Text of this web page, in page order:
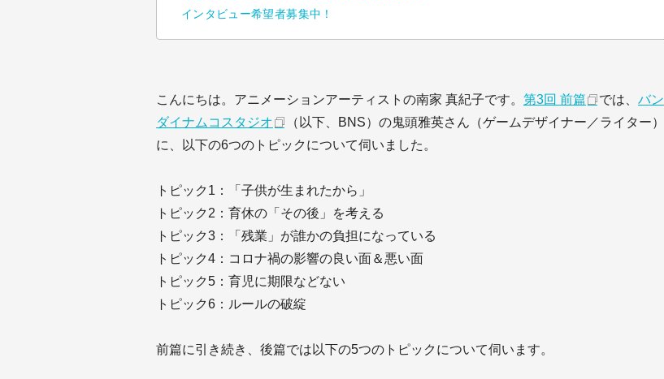
インタビュー希望者募集中！
こんにちは。アニメーションアーティストの南家 真紀子です。 第3回 前篇 では、 バン
ダイナムコスタジオ
（以下、BNS）の鬼頭雅英さん（ゲームデザイナー／ライター）
に、以下の6つのトピックについて伺いました。
トピック1：「子供が生まれたから」
トピック2：育休の「その後」を考える
トピック3：「残業」が誰かの負担になっている
トピック4：コロナ禍の影響の良い面＆悪い面
トピック5：育児に期限などない
トピック6：ルールの破綻
前篇に引き続き、後篇では以下の5つのトピックについて伺います。